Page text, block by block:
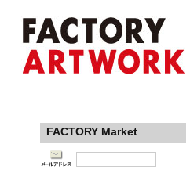
FACTORY Market